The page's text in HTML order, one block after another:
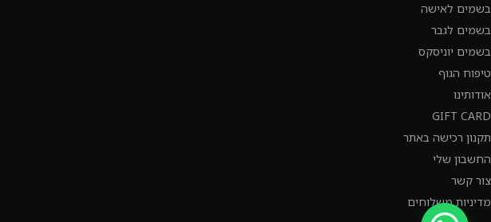
בשמים לאישה
בשמים לגבר
בשמים יוניסקס
טיפוח הגוף
אודותינו
GIFT CARD
תקנון רכישה באתר
החשבון שלי
צור קשר
מדיניות משלוחים